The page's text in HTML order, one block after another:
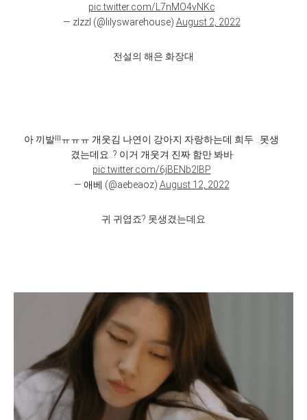
pic.twitter.com/L7nMO4vNKc
— zlzzl (@lilyswarehouse) August 2, 2022
전설의 해은 화장대
아 끼발!!!ㅠㅠㅠ 개웃김 나연이 강아지 자랑하는데 희두 ..못생
겼는데요..? 이거 개웃겨 진짜 함만 봐바
pic.twitter.com/6jBENb2IBP
— 애베 (@aebeaoz) August 12, 2022
귀 귀엽죠? 못생겼는데요